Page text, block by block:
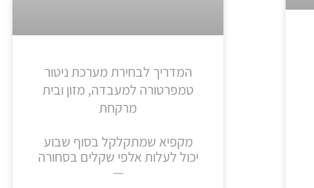
המדריך לבחירת מערכת ניטור
טמפרטורה למעבדה, מזון ובית
מרקחת
מקפיא שמתקלקל בסוף שבוע
יכול לעלות אלפי שקלים בסחורה
—